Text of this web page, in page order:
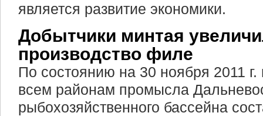
является развитие экономики.
Добытчики минтая
производство филе
По состоянию на 30 ноября 2011
всем районам промысла
рыбохозяйственного бассейна